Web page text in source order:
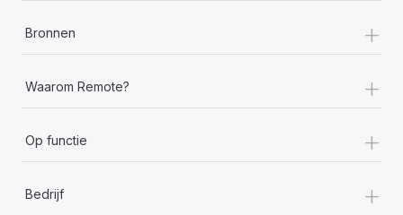
Bronnen +
Waarom Remote? +
Op functie +
Bedrijf +